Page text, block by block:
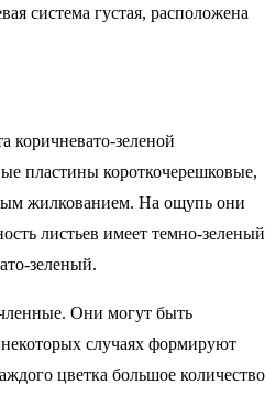
система густая, расположена
коричневато-зеленой
пластины короткочерешковые,
жилкованием. На ощупь они
листьев имеет темно-зеленый
зеленый.
Они могут быть
случаях формируют
цветка большое количество